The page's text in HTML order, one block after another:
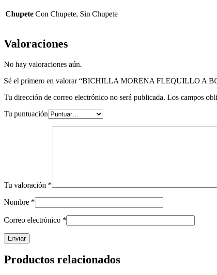
Chupete Con Chupete, Sin Chupete
Valoraciones
No hay valoraciones aún.
Sé el primero en valorar “BICHILLA MORENA FLEQUILLO A
Tu dirección de correo electrónico no será publicada. Los campos
Tu puntuación
Tu valoración *
Nombre *
Correo electrónico *
Productos relacionados